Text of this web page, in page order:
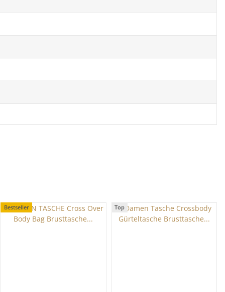
Bestseller Top